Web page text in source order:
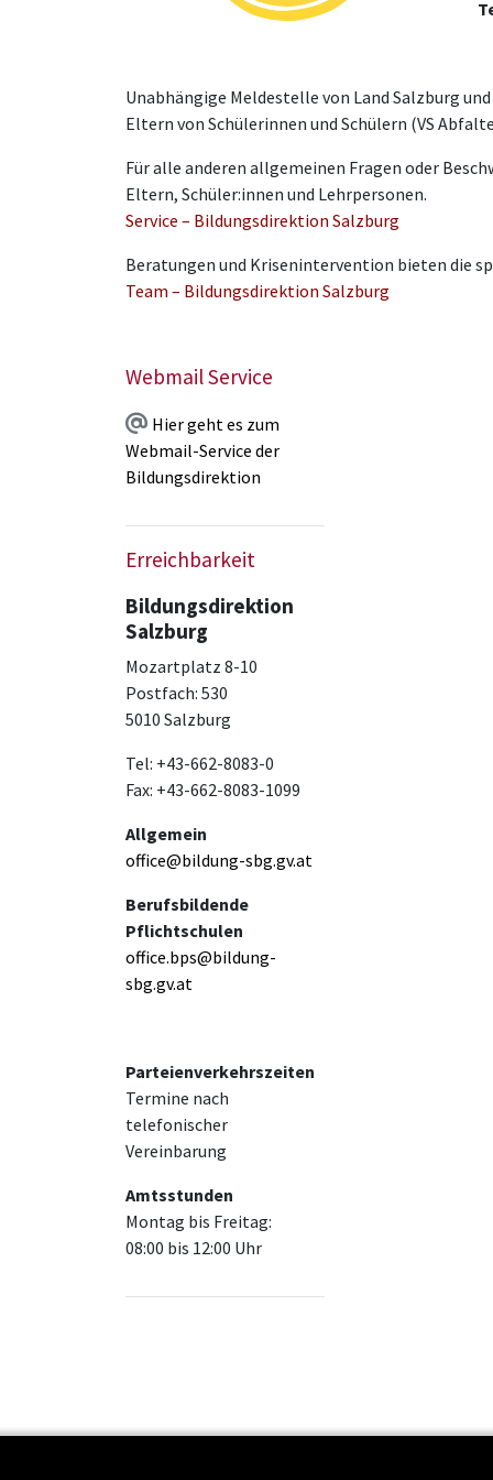
Unabhängige Meldestelle von Land Salzburg
Eltern von Schülerinnen und Schülern (VS
Für alle anderen allgemeinen Fragen oder
Eltern, Schüler:innen und Lehrpersonen.
Service – Bildungsdirektion Salzburg
Beratungen und Krisenintervention bieten die
Team – Bildungsdirektion Salzburg
Webmail Service
Hier geht es zum
Webmail-Service der
Bildungsdirektion
Erreichbarkeit
Bildungsdirektion
Salzburg
Mozartplatz 8-10
Postfach: 530
5010 Salzburg
Tel: +43-662-8083-0
Fax: +43-662-8083-1099
Allgemein
office@bildung-sbg.gv.at
Berufsbildende
Pflichtschulen
office.bps@bildung-
sbg.gv.at
Parteienverkehrszeiten
Termine nach
telefonischer
Vereinbarung
Amtsstunden
Montag bis Freitag:
08:00 bis 12:00 Uhr